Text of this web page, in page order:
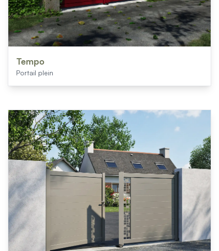
Tempo
Portail plein